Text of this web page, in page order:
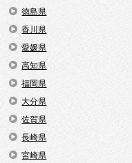
徳島県
香川県
愛媛県
高知県
福岡県
大分県
佐賀県
長崎県
宮崎県